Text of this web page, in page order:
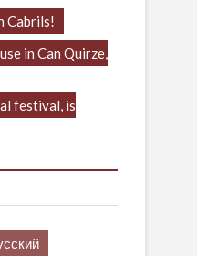
Cabrils!
in Can Quirze,
festival, is